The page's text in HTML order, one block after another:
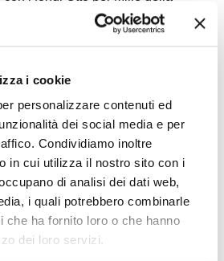
i cookie
personalizzare contenuti ed
dei social media e per
Condividiamo inoltre
in cui utilizza il nostro sito con i
di analisi dei dati web,
i quali potrebbero combinarle
che ha fornito loro o che hanno
dei loro servizi.